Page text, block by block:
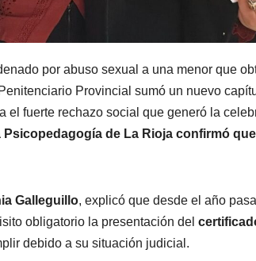
por abuso sexual a una menor que
Provincial sumó un nuevo
el fuerte rechazo social que generó la
de La Rioja confirmó
Galleguillo, explicó que desde el año
obligatorio la presentación del
debido a su situación judicial.